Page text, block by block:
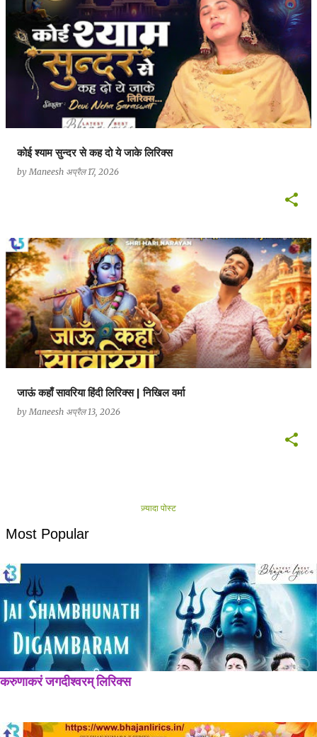
कोई श्याम सुन्दर से कह दो ये जाके लिरिक्स
byManeesh अप्रैल 17, 2026
जाऊं कहाँ सावरिया हिंदी लिरिक्स | निखिल वर्मा
byManeesh अप्रैल 13, 2026
ज़्यादा पोस्ट
Most Popular
करुणाकरं जगदीश्वरम् लिरिक्स